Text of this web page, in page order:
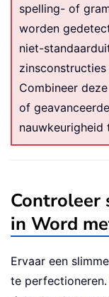
spelling- of
worden
niet-
Combineer
of
nauwkeurigheid
Controleer
in Word
Ervaar een
te